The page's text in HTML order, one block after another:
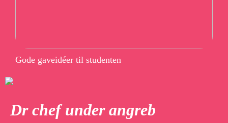
Gode gaveidéer til studenten
Dr chef under angreb